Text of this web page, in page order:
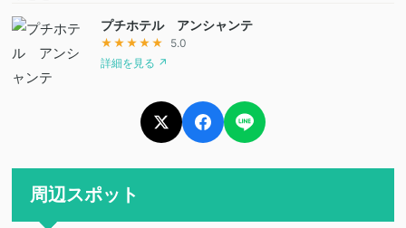
プチホテル アンシャンテ
★★★★★
5.0
詳細を見る ↗
周辺スポット